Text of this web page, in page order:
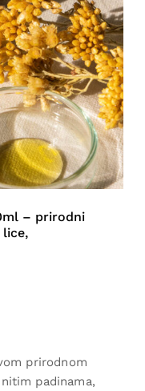
– prirodni
lice,
prirodnom
padinama,